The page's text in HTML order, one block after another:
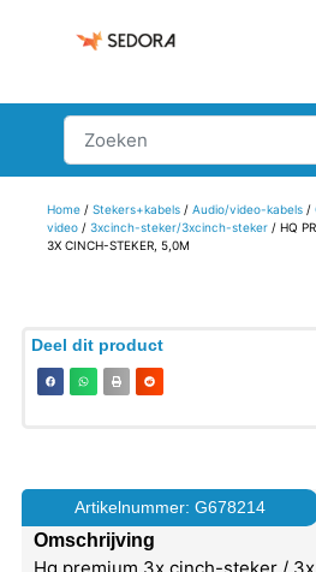
Home/ Stekers+kabels/ Audio/video-kabels/
video/ 3xcinch-steker/3xcinch-steker/ HQ
3X CINCH-STEKER, 5,0M
Deel dit product
Artikelnummer: G678214
Omschrijving
Hq premium 3x cinch-steker / 3x